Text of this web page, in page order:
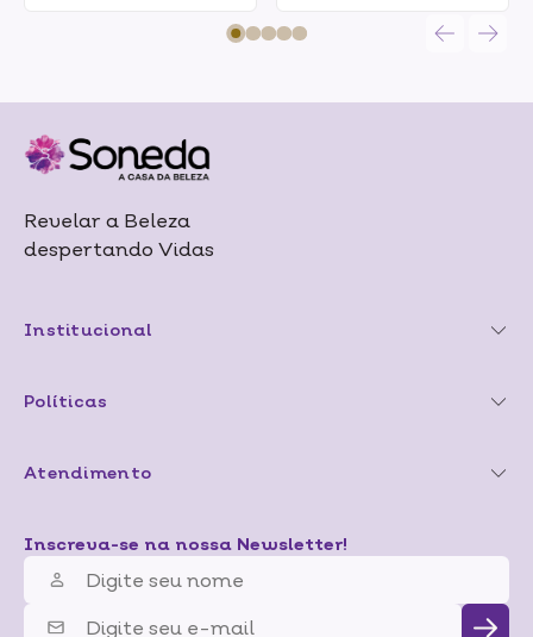
Revelar a Beleza
despertando Vidas
Institucional
Políticas
Atendimento
Inscreva-se na nossa Newsletter!